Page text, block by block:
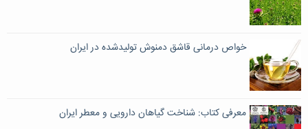
خواص درمانی قاشق دمنوش تولیدشده در ایران
معرفی کتاب: شناخت گیاهان دارویی و معطر ایران